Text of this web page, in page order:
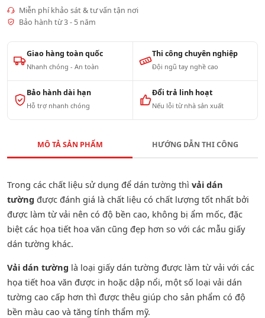
Miễn phí khảo sát & tư vấn tận nơi
Bảo hành từ 3 - 5 năm
Giao hàng toàn quốc
Nhanh chóng - An toàn
Thi công chuyên nghiệp
Đội ngũ tay nghề cao
Bảo hành dài hạn
Hỗ trợ nhanh chóng
Đổi trả linh hoạt
Nếu lỗi từ nhà sản xuất
MÔ TẢ SẢN PHẨM HƯỚNG DẪN THI CÔNG
Trong các chất liệu sử dụng để dán tường thì vải dán
tường được đánh giá là chất liệu có chất lượng tốt nhất bởi
được làm từ vải nên có độ bền cao, không bị ẩm mốc, đặc
biệt các họa tiết hoa văn cũng đẹp hơn so với các mẫu giấy
dán tường khác.
Vải dán tường là loại giấy dán tường được làm từ vải với các
họa tiết hoa văn được in hoặc dập nổi, một số loại vải dán
tường cao cấp hơn thì được thêu giúp cho sản phẩm có độ
bền màu cao và tăng tính thẩm mỹ.